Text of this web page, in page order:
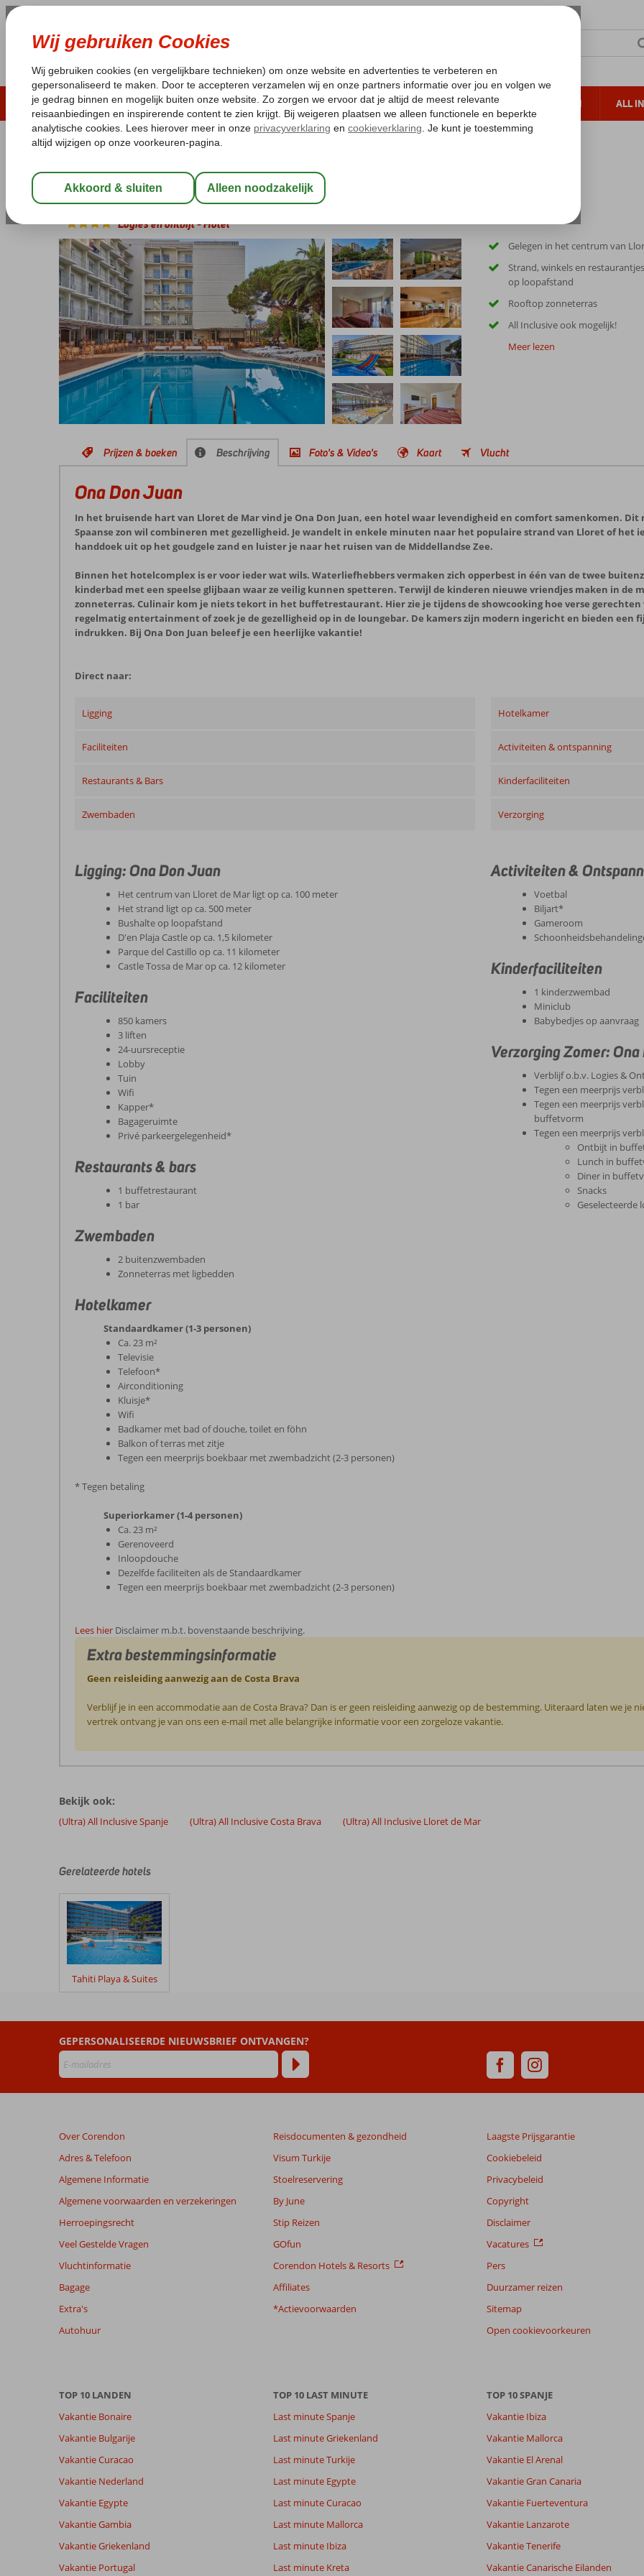
ZOMER 2026 LAST MINUTES WINTERZON ZONVAKANTIES VERRE REIZEN ALL
Laagsteprijsgarantie* Geen fueltoeslag Gratis annuleren*
Home
Spanje Costa Brava Lloret de Mar Ona Don Juan
Ona Don Juan
Logies en ontbijt-Hotel
Gelegen in het centrum van
Strand, winkels en
op loopafstand
Rooftop zonneterras
All Inclusive ook mogelijk!
Meer lezen
Prijzen & boeken Beschrijving Foto's & Video's Kaart Vlucht
Ona Don Juan
In het bruisende hart van Lloret de Mar vind je Ona Don Juan, een hotel waar levendigheid en comfort samenkomen.
Spaanse zon wil combineren met gezelligheid. Je wandelt in enkele minuten naar het populaire strand van Lloret of het
handdoek uit op het goudgele zand en luister je naar het ruisen van de Middellandse Zee.
Binnen het hotelcomplex is er voor ieder wat wils. Waterliefhebbers vermaken zich opperbest in één van de twee
kinderbad met een speelse glijbaan waar ze veilig kunnen spetteren. Terwijl de kinderen nieuwe vriendjes maken in de
zonneterras. Culinair kom je niets tekort in het buffetrestaurant. Hier zie je tijdens de showcooking hoe verse
regelmatig entertainment of zoek je de gezelligheid op in de loungebar. De kamers zijn modern ingericht en bieden een
indrukken. Bij Ona Don Juan beleef je een heerlijke vakantie!
Direct naar:
Ligging
Faciliteiten
Restaurants & Bars
Zwembaden
Hotelkamer
Activiteiten & ontspanning
Kinderfaciliteiten
Verzorging
Ligging: Ona Don Juan
Het centrum van Lloret de Mar ligt op ca. 100 meter
Het strand ligt op ca. 500 meter
Bushalte op loopafstand
D'en Plaja Castle op ca. 1,5 kilometer
Parque del Castillo op ca. 11 kilometer
Castle Tossa de Mar op ca. 12 kilometer
Faciliteiten
850 kamers
3 liften
24-uursreceptie
Lobby
Tuin
Wifi
Kapper*
Bagageruimte
Privé parkeergelegenheid*
Restaurants & bars
1 buffetrestaurant
1 bar
Zwembaden
2 buitenzwembaden
Zonneterras met ligbedden
Hotelkamer
Standaardkamer (1-3 personen)
Ca. 23 m²
Televisie
Telefoon*
Airconditioning
Kluisje*
Wifi
Badkamer met bad of douche, toilet en föhn
Balkon of terras met zitje
Tegen een meerprijs boekbaar met zwembadzicht (2-3 personen)
* Tegen betaling
Superiorkamer (1-4 personen)
Ca. 23 m²
Gerenoveerd
Inloopdouche
Dezelfde faciliteiten als de Standaardkamer
Tegen een meerprijs boekbaar met zwembadzicht (2-3 personen)
Activiteiten &
Voetbal
Biljart*
Gameroom
Kinderfaciliteiten
1 kinderzwembad
Miniclub
Babybedjes op aanvraag
Verzorging Zomer:
Verblijf o.b.v. Logies &
Tegen een meerprijs
Tegen een meerprijs
buffetvorm
Tegen een meerprijs
Ontbijt in
Lunch in
Diner in
Snacks
Geselecteerde
Lees hier Disclaimer m.b.t. bovenstaande beschrijving.
Extra bestemmingsinformatie
Geen reisleiding aanwezig aan de Costa Brava
Verblijf je in een accommodatie aan de Costa Brava? Dan is er geen reisleiding aanwezig op de bestemming. Uiteraard laten we je
vertrek ontvang je van ons een e-mail met alle belangrijke informatie voor een zorgeloze vakantie.
beoordelingen
zijn
geschreven
hun
verblijf
in
Ona
Don
Juan
ouder
zijn
dan
meer
weergegeven
de
relevantie
de
getoonde
te
garanderen.
over
Bekijk ook:
(Ultra) All Inclusive Spanje (Ultra) All Inclusive Costa Brava (Ultra) All Inclusive Lloret de Mar
Gerelateerde hotels
Tahiti Playa & Suites
GEPERSONALISEERDE NIEUWSBRIEF ONTVANGEN?
Over Corendon
Adres & Telefoon
Algemene Informatie
Algemene voorwaarden en verzekeringen
Herroepingsrecht
Veel Gestelde Vragen
Vluchtinformatie
Bagage
Extra's
Autohuur
Reisdocumenten & gezondheid
Visum Turkije
Stoelreservering
By June
Stip Reizen
GOfun
Corendon Hotels & Resorts
Affiliates
*Actievoorwaarden
Laagste Prijsgarantie
Cookiebeleid
Privacybeleid
Copyright
Disclaimer
Vacatures
Pers
Duurzamer reizen
Sitemap
Open cookievoorkeuren
TOP 10 LANDEN
Vakantie Bonaire
Vakantie Bulgarije
Vakantie Curacao
Vakantie Nederland
Vakantie Egypte
Vakantie Gambia
Vakantie Griekenland
Vakantie Portugal
TOP 10 LAST MINUTE
Last minute Spanje
Last minute Griekenland
Last minute Turkije
Last minute Egypte
Last minute Curacao
Last minute Mallorca
Last minute Ibiza
Last minute Kreta
TOP 10 SPANJE
Vakantie Ibiza
Vakantie Mallorca
Vakantie El Arenal
Vakantie Gran Canaria
Vakantie Fuerteventura
Vakantie Lanzarote
Vakantie Tenerife
Vakantie Canarische Eilanden